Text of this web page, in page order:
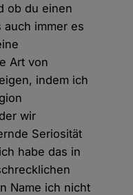
ob du einen
auch immer es
Art von
indem ich
wir
Seriosität
habe das in
Name ich nicht